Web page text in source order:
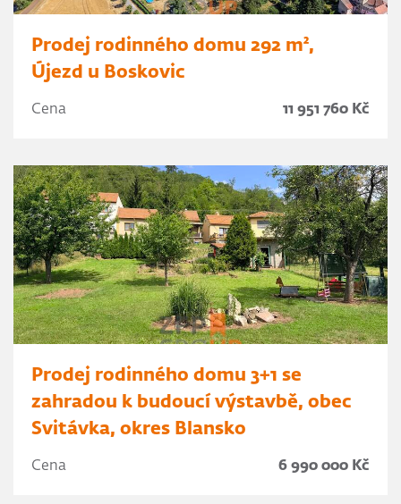
Prodej rodinného domu 292 m²,
Újezd u Boskovic
Cena 11 951 760 Kč
Prodej rodinného domu 3+1 se
zahradou k budoucí výstavbě, obec
Svitávka, okres Blansko
Cena 6 990 000 Kč